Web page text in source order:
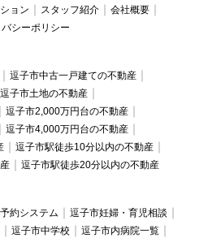
ョン スタッフ紹介
会社概要
シーポリシー
逗子市中古一戸建ての不動産
逗子市土地の不動産
逗子市2,000万円台の不動産
逗子市4,000万円台の不動産
逗子市駅徒歩10分以内の不動産
逗子市駅徒歩20分以内の不動産
約システム
逗子市妊婦・育児相談
逗子市中学校
逗子市内病院一覧